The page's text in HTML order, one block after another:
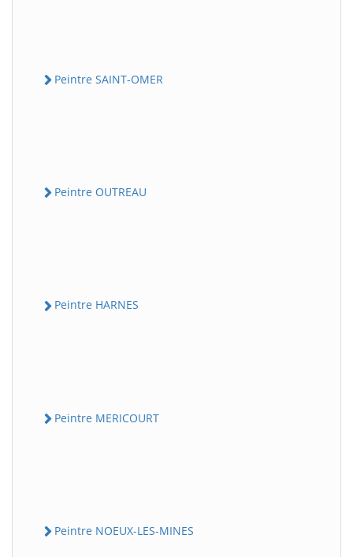
Peintre SAINT-OMER
Peintre OUTREAU
Peintre HARNES
Peintre MERICOURT
Peintre NOEUX-LES-MINES